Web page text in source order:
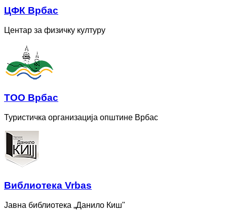
ЦФК Врбас
Центар за физичку културу
ТОО Врбас
Туристичка организација општине Врбас
Bиблиотека Vrbas
Јавна библиотека „Данило Киш"